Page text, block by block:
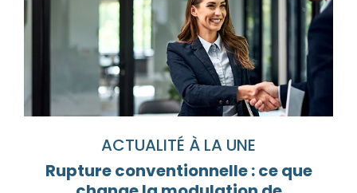
ACTUALITÉ À LA UNE
Rupture conventionnelle : ce que